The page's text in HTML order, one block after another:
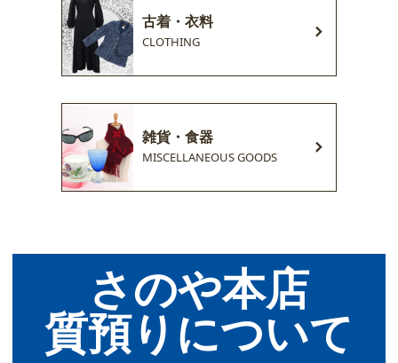
古着・衣料
CLOTHING
雑貨・食器
MISCELLANEOUS GOODS
さのや本店
質預りについて